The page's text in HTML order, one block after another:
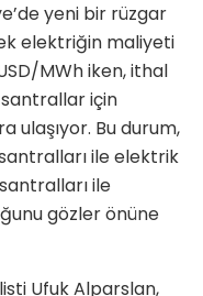
yeni bir rüzgar
elektriğin maliyeti
MWh iken, ithal
için
ulaşıyor. Bu durum,
ile elektrik
ile
gözler önüne
Ufuk Alparslan,